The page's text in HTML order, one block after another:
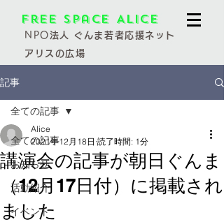
Free Space Alice
NPO法人 ぐんま若者応援ネット
アリスの広場
記事
全ての記事
お知らせ
活動紹介
イベント
全ての記事
講演会の記事が朝日ぐんま
（12月17日付）に掲載され
ました
Alice
2021年12月18日 読了時間: 1分